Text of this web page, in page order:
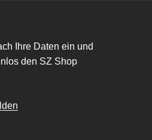
Ihre Daten ein und
den SZ Shop